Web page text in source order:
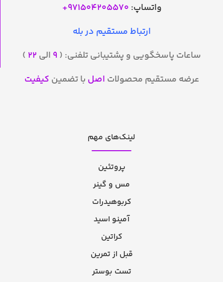
واتساپ: 971504205570
+
ارتباط مستقیم در بله
ساعات پاسخگویی و پشتیبانی تلفنی: ( ۹ الی ۲۲ )
عرضه مستقیم محصولات اصل با تضمین کیفیت
لینک‌های مهم
پروتئین
مس و گینر
کربوهیدرات
آمینو اسید
کراتین
قبل از تمرین
تست بوستر